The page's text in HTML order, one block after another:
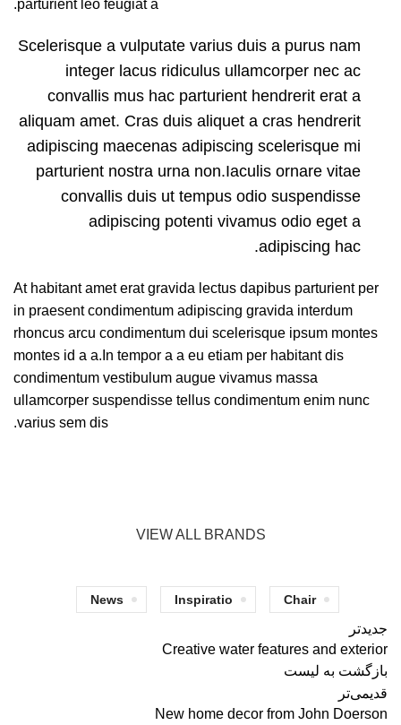
parturient leo feugiat a.
Scelerisque a vulputate varius duis a purus nam
integer lacus ridiculus ullamcorper nec ac
convallis mus hac parturient hendrerit erat a
aliquam amet. Cras duis aliquet a cras hendrerit
adipiscing maecenas adipiscing scelerisque mi
parturient nostra urna non.Iaculis ornare vitae
convallis duis ut tempus odio suspendisse
adipiscing potenti vivamus odio eget a
adipiscing hac.
At habitant amet erat gravida lectus dapibus parturient per
in praesent condimentum adipiscing gravida interdum
rhoncus arcu condimentum dui scelerisque ipsum montes
montes id a a.In tempor a a eu etiam per habitant dis
condimentum vestibulum augue vivamus massa
ullamcorper suspendisse tellus condimentum enim nunc
varius sem dis.
VIEW ALL BRANDS
Chair
Inspiratio
News
جدیدتر
Creative water features and exterior
بازگشت به لیست
قدیمی‌تر
New home decor from John Doerson